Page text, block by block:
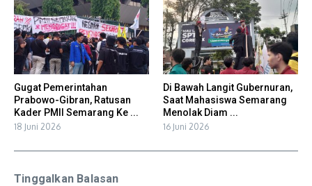
Gugat Pemerintahan
Prabowo-Gibran, Ratusan
Kader PMII Semarang Ke ...
18 Juni 2026
Di Bawah Langit Gubernuran,
Saat Mahasiswa Semarang
Menolak Diam ...
16 Juni 2026
Tinggalkan Balasan